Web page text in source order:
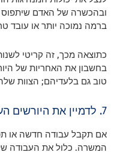
ובהכשרה של האדם שיתפוס
ברמה נמוכה יותר או עובד
כתוצאה מכך, זה קריטי
בחשבון את האחריות של
טוב גם בלעדיהם; הצוות
7. לדמיין את היורשים העתידיים שלך
אם תקבל עבודה חדשה או
המשרה. כלול את העבודה